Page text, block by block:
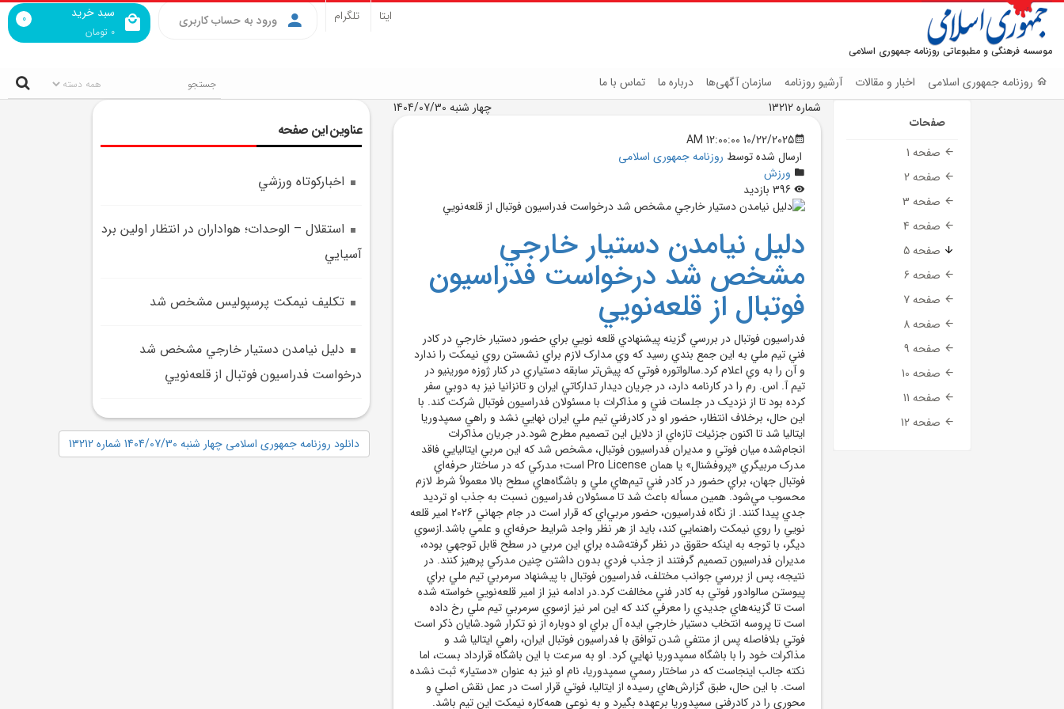
موسسه فرهنگی و مطبوعاتی روزنامه جمهوری اسلامی
سبد خرید
0 تومان
0 ورود به حساب کاربری ایتا تلگرام
روزنامه جمهوری اسلامی اخبار و مقالات آرشیو روزنامه سازمان آگهی‌ها درباره ما تماس با ما
صفحات
صفحه 1
صفحه 2
صفحه 3
صفحه 4
صفحه 5
صفحه 6
صفحه 7
صفحه 8
صفحه 9
صفحه 10
صفحه 11
صفحه 12
شماره 13212
چهار شنبه 1404/07/30
10/22/2025 12:00:00 AM
ارسال شده توسط روزنامه جمهوری اسلامی
ورزش
دليل نيامدن دستيار خارجي
مشخص شد درخواست فدراسيون
فوتبال از قلعه‌نويي
فدراسيون فوتبال در بررسي گزينه پيشنهادي قلعه نويي براي حضور دستيار خارجي در کادر
فني تيم ملي به اين جمع بندي رسيد که وي مدارک لازم براي نشستن روي نيمکت را ندارد
و آن را به وي اعلام کرد.سالواتوره فوتي که پيش‌تر سابقه دستياري در کنار ژوزه مورينيو در
تيم آ. اس. رم را در کارنامه دارد، در جريان ديدار تدارکاتي ايران و تانزانيا نيز به دوبي سفر
کرده بود تا از نزديک در جلسات فني و مذاکرات با مسئولان فدراسيون فوتبال شرکت کند. با
اين حال، برخلاف انتظار، حضور او در کادرفني تيم ملي ايران نهايي نشد و راهي سمپدوريا
ايتاليا شد تا اکنون جزئيات تازه‌اي از دلايل اين تصميم مطرح شود.در جريان مذاکرات
انجام‌شده ميان فوتي و مديران فدراسيون فوتبال، مشخص شد که اين مربي ايتاليايي فاقد
مدرک مربيگري «پروفشنال» يا همان Pro License است؛ مدرکي که در ساختار حرفه‌اي
فوتبال جهان، براي حضور در کادر فني تيم‌هاي ملي و باشگاه‌هاي سطح بالا معمولاً شرط لازم
محسوب مي‌شود. همين مسأله باعث شد تا مسئولان فدراسيون نسبت به جذب او ترديد
جدي پيدا کنند. از نگاه فدراسيون، حضور مربي‌اي که قرار است در جام جهاني 2026 امير قلعه
نويي را روي نيمکت راهنمايي کند، بايد از هر نظر واجد شرايط حرفه‌اي و علمي باشد.ازسوي
ديگر، با توجه به اينکه حقوق در نظر گرفته‌شده براي اين مربي در سطح قابل توجهي بوده،
مديران فدراسيون تصميم گرفتند از جذب فردي بدون داشتن چنين مدرکي پرهيز کنند. در
نتيجه، پس از بررسي جوانب مختلف، فدراسيون فوتبال با پيشنهاد سرمربي تيم ملي براي
پيوستن سالوادور فوتي به کادر فني مخالفت کرد.در ادامه نيز از امير قلعه‌نويي خواسته شده
است تا گزينه‌هاي جديدي را معرفي کند که اين امر نيز ازسوي سرمربي تيم ملي رخ داده
است تا پروسه انتخاب دستيار خارجي ايده آل براي او دوباره از نو تکرار شود.شايان ذکر است
فوتي بلافاصله پس از منتفي شدن توافق با فدراسيون فوتبال ايران، راهي ايتاليا شد و
مذاکرات خود را با باشگاه سمپدوريا نهايي کرد. او به سرعت با اين باشگاه قرارداد بست، اما
نکته جالب اينجاست که در ساختار رسمي سمپدوريا، نام او نيز به عنوان «دستيار» ثبت نشده
است. با اين حال، طبق گزارش‌هاي رسيده از ايتاليا، فوتي قرار است در عمل نقش اصلي و
محوري را در کادرفني سمپدوريا برعهده بگيرد و به نوعي همه‌کاره نيمکت اين تيم باشد.
عناوین این صفحه
اخبارکوتاه ورزشي
استقلال – الوحدات؛ هواداران در انتظار اولين برد
آسيايي
تکليف نيمکت پرسپوليس مشخص شد
دليل نيامدن دستيار خارجي مشخص شد
درخواست فدراسيون فوتبال از قلعه‌نويي
دانلود روزنامه جمهوری اسلامی چهار شنبه 1404/07/30 شماره 13212